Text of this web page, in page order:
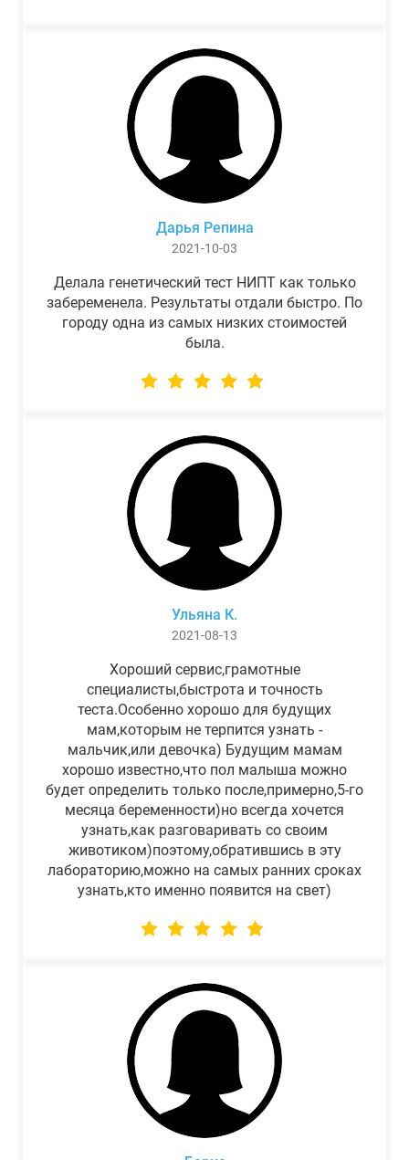
Дарья Репина
2021-10-03
Делала генетический тест НИПТ как только
забеременела. Результаты отдали быстро. По
городу одна из самых низких стоимостей
была.
Ульяна К.
2021-08-13
Хороший сервис,грамотные
специалисты,быстрота и точность
теста.Особенно хорошо для будущих
мам,которым не терпится узнать -
мальчик,или девочка) Будущим мамам
хорошо известно,что пол малыша можно
будет определить только после,примерно,5-го
месяца беременности)но всегда хочется
узнать,как разговаривать со своим
животиком)поэтому,обратившись в эту
лабораторию,можно на самых ранних сроках
узнать,кто именно появится на свет)